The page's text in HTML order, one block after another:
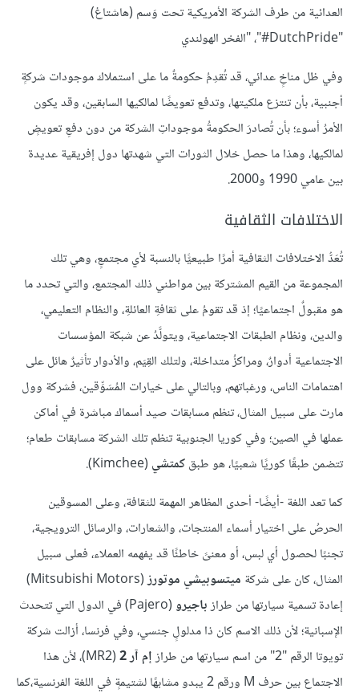
العدائية من طرف الشركة الأمريكية تحت وَسم (هاشتاغ)
"DutchPride#"، "الفخر الهولندي
وفي ظل مناخٍ عدائي، قد تُقدِمُ حكومةٌ ما على استملاك موجودات شركةٍ
أجنبية، بأن تنتزع ملكيتها، وتدفع تعويضًا لمالكيها السابقين، وقد يكون
الأمرُ أسوء؛ بأن تُصادرَ الحكومةُ موجوداتِ الشركة من دون دفعِ تعويضٍ
لمالكيها، وهذا ما حصل خلال الثورات التي شهدتها دول إفريقية عديدة
بين عامي 1990 و2000.
الاختلافات الثقافية
تُعَدُّ الاختلافات الثقافية أمرًا طبيعيًّا بالنسبة لأي مجتمعٍ، وهي تلك
المجموعة من القيم المشتركة بين مواطني ذلك المجتمع، والتي تحدد ما
هو مقبولٌ اجتماعيًا؛ إذ قد تقومُ على ثقافةِ العائلةِ، والنظام التعليمي،
والدين، ونظام الطبقات الاجتماعية، ويتولَّدُ عن شبكة المؤسسات
الاجتماعية أدوارٌ، ومراكزُ متداخلة، ولتلك القِيَم، والأدوار تأثيرٌ هائل على
اهتمامات الناس، ورغباتهم، وبالتالي على خيارات المُسَوِّقين، فشركة وول
مارت على سبيل المثال، تنظم مسابقات صيد أسماك مباشرة في أماكن
عملها في الصين؛ وفي كوريا الجنوبية تنظم تلك الشركة مسابقات طعام؛
تتضمن طبقًا كوريًا شعبيًا، هو طبقكمتشي (Kimchee).
كما تعد اللغة -أيضًا- أحدى المظاهر المهمة للثقافة، وعلى المسوقين
الحرصُ على اختيار أسماء المنتجات، والشعارات، والرسائل الترويجية،
تجنبًا لحصول أي لبس، أو معنىً خاطئًا قد يفهمه العملاء، فعلى سبيل
المثال، كان على شركة ميتسوبيشي موتورز
(Mitsubishi Motors)
إعادة تسمية سيارتها من طرازباجيرو
(Pajero) في الدول التي تتحدث
الإسبانية؛ لأن ذلك الاسم كان ذا مدلولٍ جنسي، وفي فرنسا، أزالت شركة
تويوتا الرقم "2" من اسم سيارتها من طراز
إم آر 2
(MR2)، لأن هذا
الاجتماع بين حرف M ورقم 2 يبدو مشابهًا لشتيمةٍ في اللغة الفرنسية،كما